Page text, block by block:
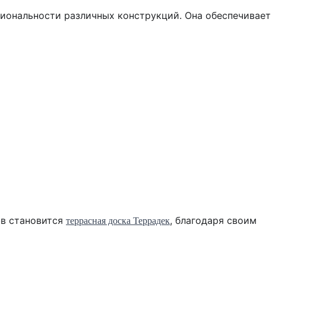
различных конструкций. Она обеспечивает
становится террасная доска Террадек, благодаря своим